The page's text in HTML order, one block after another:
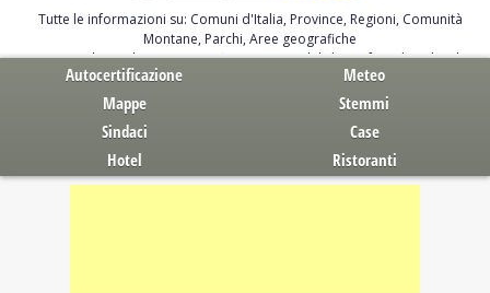
Tutte le informazioni su: Comuni d'Italia, Province, Regioni, Comunità
Montane, Parchi, Aree geografiche
Servizi al Cittadino. Autocertificazione, moduli, leggi, free download
Autocertificazione
Meteo
Mappe
Stemmi
Sindaci
Case
Hotel
Ristoranti